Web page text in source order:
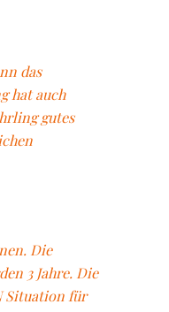
das
hat auch
gutes
Die
3 Jahre. Die
Situation für